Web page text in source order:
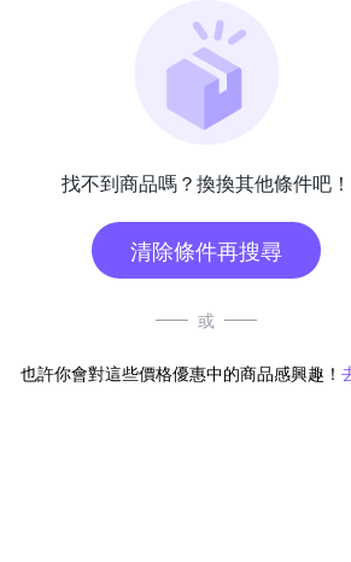
找不到商品嗎？換換其他條件吧！
清除條件再搜尋
或
也許你會對這些價格優惠中的商品感興趣！